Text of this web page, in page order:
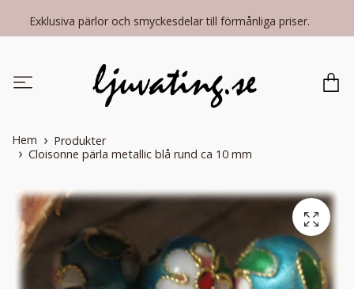
Exklusiva pärlor och smyckesdelar till förmånliga priser.
Hem
Produkter
Cloisonne pärla metallic blå rund ca 10 mm